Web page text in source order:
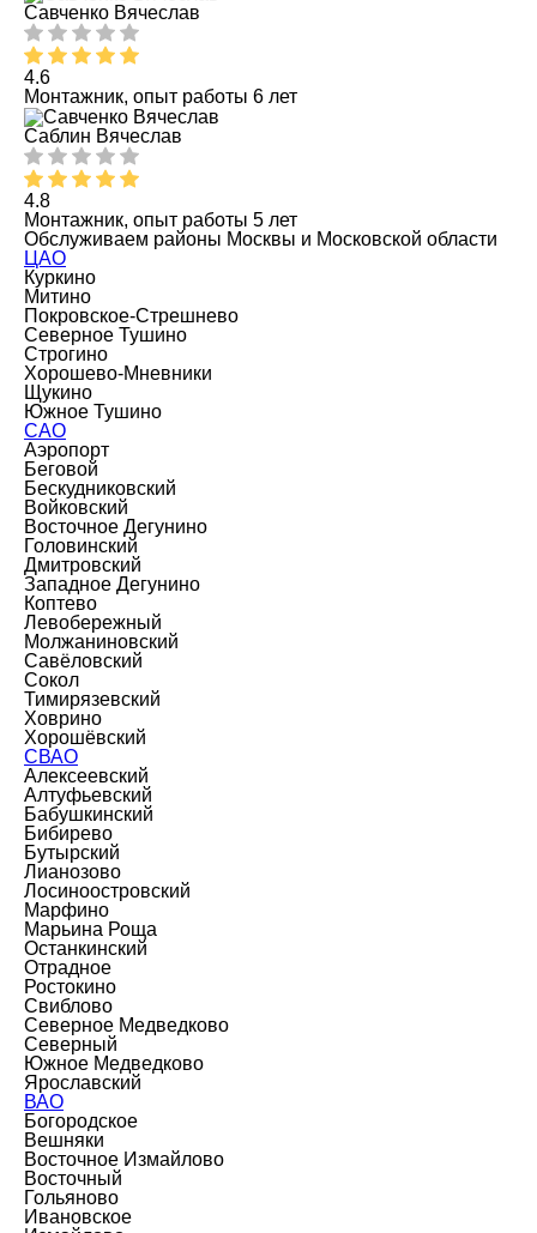
Савченко Вячеслав
4.6
Монтажник, опыт работы 6 лет
Саблин Вячеслав
4.8
Монтажник, опыт работы 5 лет
Обслуживаем районы Москвы и Московской области
ЦАО
Куркино
Митино
Покровское-Стрешнево
Северное Тушино
Строгино
Хорошево-Мневники
Щукино
Южное Тушино
САО
Аэропорт
Беговой
Бескудниковский
Войковский
Восточное Дегунино
Головинский
Дмитровский
Западное Дегунино
Коптево
Левобережный
Молжаниновский
Савёловский
Сокол
Тимирязевский
Ховрино
Хорошёвский
СВАО
Алексеевский
Алтуфьевский
Бабушкинский
Бибирево
Бутырский
Лианозово
Лосиноостровский
Марфино
Марьина Роща
Останкинский
Отрадное
Ростокино
Свиблово
Северное Медведково
Северный
Южное Медведково
Ярославский
ВАО
Богородское
Вешняки
Восточное Измайлово
Восточный
Гольяново
Ивановское